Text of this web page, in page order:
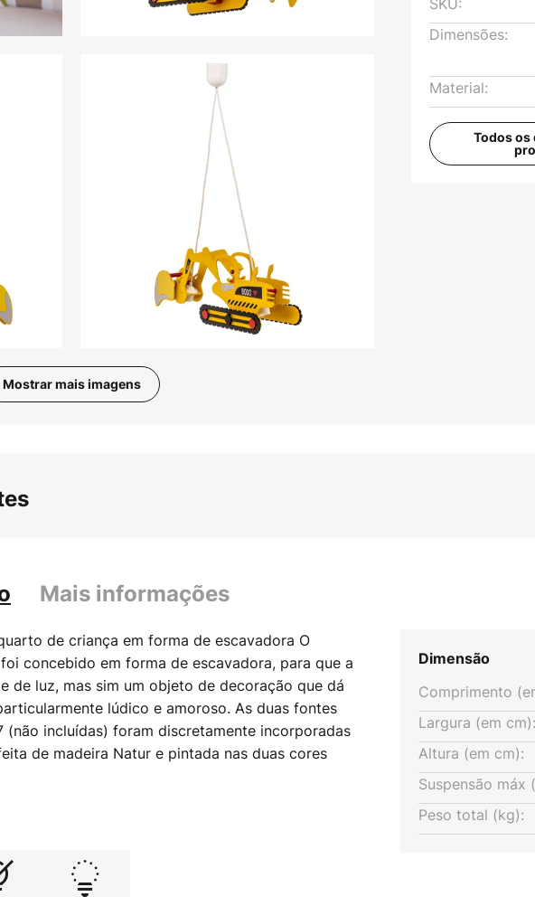
Mostrar mais imagens
Dimensões:
Material:
Todos os
Mais informações
de criança em forma de escavadora O
concebido em forma de escavadora, para que a
de luz, mas sim um objeto de decoração que dá
lúdico e amoroso. As duas fontes
(não incluídas) foram discretamente incorporadas
de madeira Natur e pintada nas duas cores
preto. Os pequenos construtores, em particular,
Dimensão
Comprimento
Largura (em cm):
Altura (em cm):
Suspensão máx
Peso total (kg):